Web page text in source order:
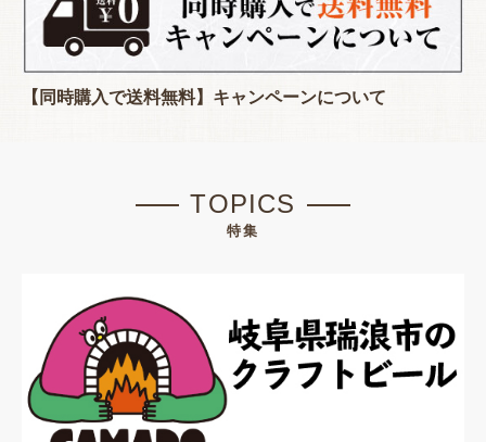
【同時購入で送料無料】キャンペーンについて
TOPICS
特集